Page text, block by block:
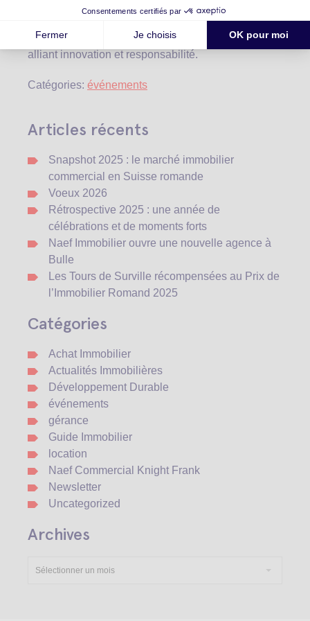
exemplaires du secteur. Cette reconnaissance
renforce notre engagement à contribuer activement
à l’évolution du paysage immobilier romand, en
alliant innovation et responsabilité.
Catégories: événements
Articles récents
Snapshot 2025 : le marché immobilier
commercial en Suisse romande
Voeux 2026
Rétrospective 2025 : une année de
célébrations et de moments forts
Naef Immobilier ouvre une nouvelle agence à
Bulle
Les Tours de Surville récompensées au Prix de
l’Immobilier Romand 2025
Catégories
Achat Immobilier
Actualités Immobilières
Développement Durable
événements
gérance
Guide Immobilier
location
Naef Commercial Knight Frank
Newsletter
Uncategorized
Archives
Sélectionner un mois